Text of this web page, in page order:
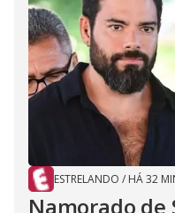
ESTRELANDO / HÁ 32
Namorado de